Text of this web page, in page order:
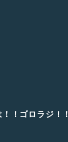
！ゴロラジ！！